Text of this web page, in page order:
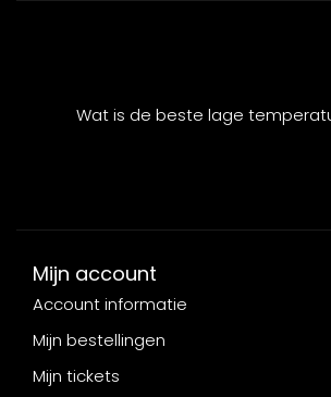
Wat is de beste lage
Mijn account
Account informatie
Mijn bestellingen
Mijn tickets